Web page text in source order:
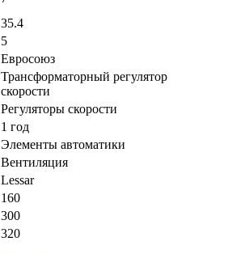
35.4
5
Евросоюз
Трансформаторный регулятор
скорости
Регуляторы скорости
1 год
Элементы автоматики
Вентиляция
Lessar
160
300
320